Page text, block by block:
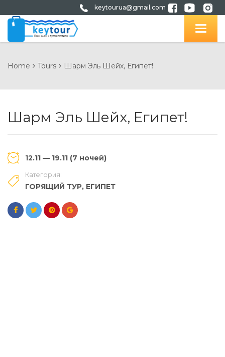
keytourua@gmail.com
Home Tours Шарм Эль Шейх, Египет!
Шарм Эль Шейх, Египет!
12.11 — 19.11 (7 ночей)
Категория:
ГОРЯЩИЙ ТУР, ЕГИПЕТ